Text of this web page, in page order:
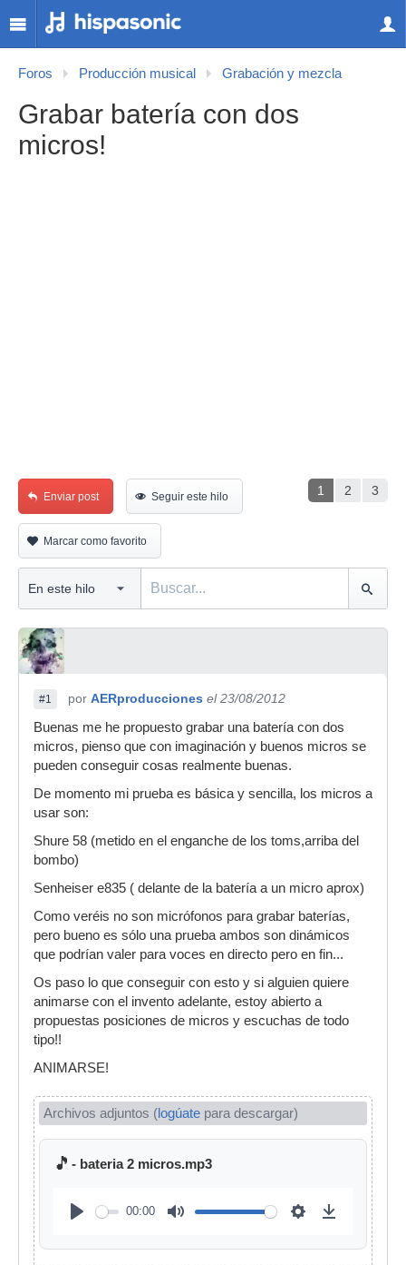
Foros Producción musical Grabación y mezcla
Grabar batería con dos
micros!
1 2 3
Enviar post Seguir este hilo
Marcar como favorito
#1 por AERproducciones el 23/08/2012
Buenas me he propuesto grabar una batería con dos
micros, pienso que con imaginación y buenos micros se
pueden conseguir cosas realmente buenas.
De momento mi prueba es básica y sencilla, los micros a
usar son:
Shure 58 (metido en el enganche de los toms,arriba del
bombo)
Senheiser e835 ( delante de la batería a un micro aprox)
Como veréis no son micrófonos para grabar baterías,
pero bueno es sólo una prueba ambos son dinámicos
que podrían valer para voces en directo pero en fin...
Os paso lo que conseguir con esto y si alguien quiere
animarse con el invento adelante, estoy abierto a
propuestas posiciones de micros y escuchas de todo
tipo!!
ANIMARSE!
Archivos adjuntos (logúate para descargar)
🎵 - bateria 2 micros.mp3
00:00